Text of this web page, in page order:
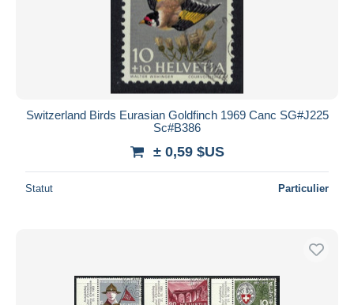
Switzerland Birds Eurasian Goldfinch 1969 Canc SG#J225
Sc#B386
± 0,59 $US
Statut Particulier